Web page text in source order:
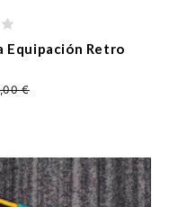
Equipación Retro
€